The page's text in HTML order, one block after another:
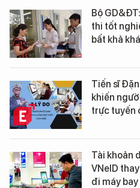
Bộ
thi tốt
bất khả
Tiến sĩ
khiến
trực tuyến
Tài khoản
VNeID
đi máy bay